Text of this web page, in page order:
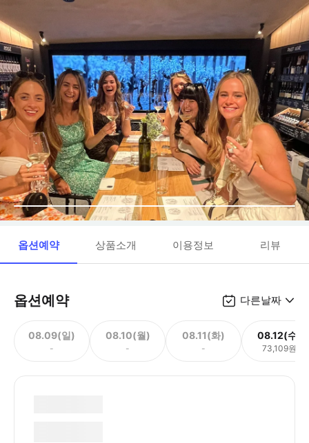
옵션예약 상품소개 이용정보 리뷰
옵션예약 다른날짜
08.09(일)
-
08.10(월)
-
08.11(화)
-
08.12(수)
73,109원